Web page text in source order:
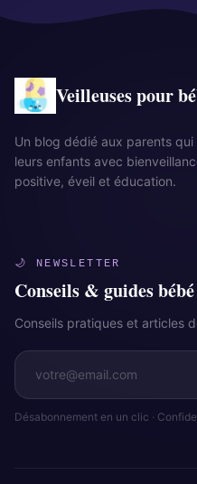
Veilleuses pour
Un blog dédié aux parents
leurs enfants avec
positive, éveil et éducation.
🌙 NEWSLETTER
Conseils & guides bébé
Conseils pratiques et articles
Désabonnement en un clic ·